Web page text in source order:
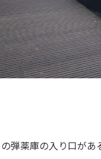
弾薬庫の入り口があ